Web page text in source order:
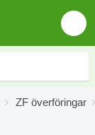
ZF överföringar